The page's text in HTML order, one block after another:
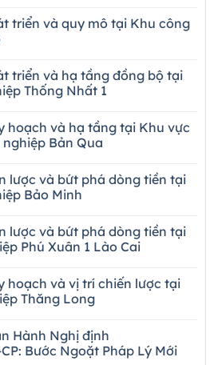
triển và quy mô tại Khu công
triển và hạ tầng đồng bộ tại
Thống Nhất 1
hoạch và hạ tầng tại Khu vực
Bản Qua
lược và bứt phá dòng tiền tại
Bảo Minh
lược và bứt phá dòng tiền tại
Phú Xuân 1 Lào Cai
hoạch và vị trí chiến lược tại
Thăng Long
Hành Nghị định
Bước Ngoặt Pháp Lý Mới